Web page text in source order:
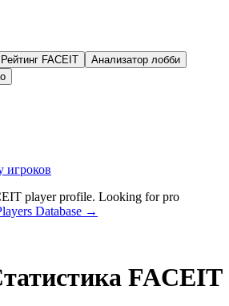
Рейтинг FACEIT
Анализатор лобби
игроков
player profile. Looking for pro
Database →
FACEIT